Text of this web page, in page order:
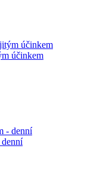
účinkem